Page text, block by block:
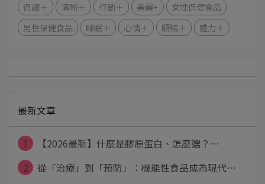
保護＋ 清晰＋ 行動＋ 美麗+
女性保健食品
男性保健食品
睡眠＋ 心情＋ 順暢＋ 體力＋
最新文章
1
【2026最新】什麼是膠原蛋白、怎麼選？⋯
2
從「治療」到「預防」：機能性食品成為現代⋯